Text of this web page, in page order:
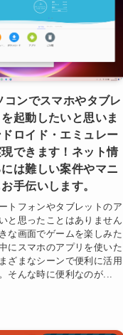
コンでスマホやタブレ
起動したいと思いま
ロイド・エミュレー
できます！ネット情
は難しい案件やマニ
手伝いします。
トフォンやタブレットのア
と思ったことはありません
な画面でゲームを楽しみた
にスマホのアプリを使いた
ざまなシーンで便利に活用
そんな時に便利なのが...